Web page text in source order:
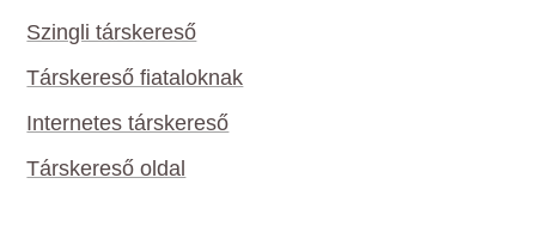
Szingli társkereső
Társkereső fiataloknak
Internetes társkereső
Társkereső oldal